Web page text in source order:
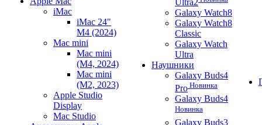
iMac
iMac 24"
M4 (2024)
Mac mini
Mac mini
(M4, 2024)
Mac mini
(M2, 2023)
Apple Studio
Display
Mac Studio
Ultra2
Galaxy Watch8
Galaxy Watch8
Classic
Galaxy Watch
Ultra
Наушники
Galaxy Buds4
Pro Новинка
Galaxy Buds4
Новинка
Galaxy Buds3